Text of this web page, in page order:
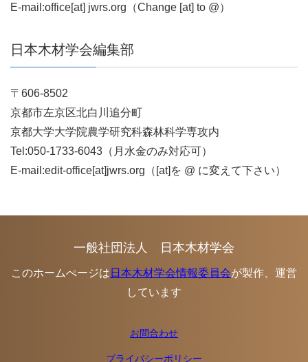
E-mail:office[at] jwrs.org（Change [at] to @）
日本木材学会編集部
〒606-8502
京都市左京区北白川追分町
京都大学大学院農学研究科森林科学専攻内
Tel:050-1733-6043（月水金のみ対応可）
E-mail:edit-office[at]jwrs.org（[at]を @ に変えて下さい）
お問合わせ
プライバシーポリシー
一般社団法人 日本木材学会
このホームぺージは 日本木材学会情報委員会が製作、運営
しています